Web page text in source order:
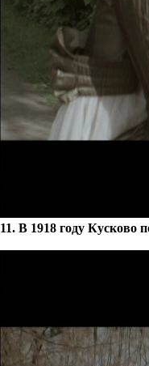
11. В 1918 году Кусково